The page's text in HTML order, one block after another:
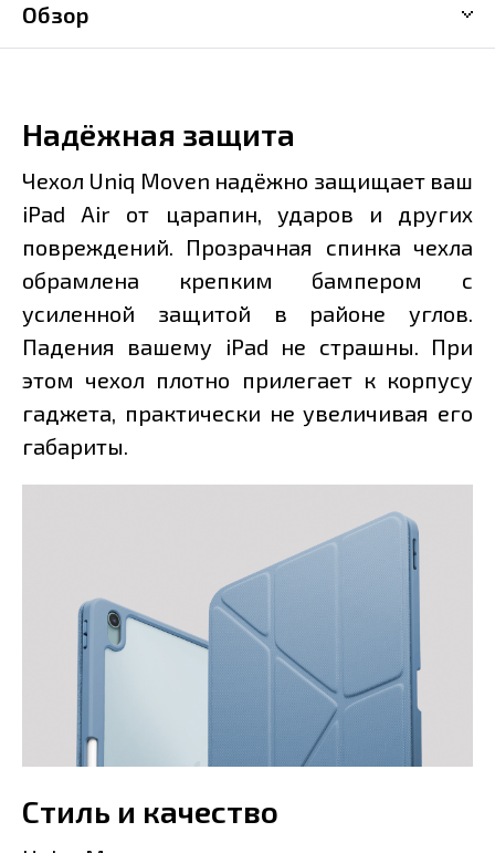
Обзор
Надёжная защита
Чехол Uniq Moven надёжно защищает ваш
iPad Air от царапин, ударов и других
повреждений. Прозрачная спинка чехла
обрамлена крепким бампером с
усиленной защитой в районе углов.
Падения вашему iPad не страшны. При
этом чехол плотно прилегает к корпусу
гаджета, практически не увеличивая его
габариты.
Стиль и качество